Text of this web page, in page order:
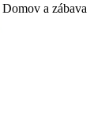
Domov a zábava